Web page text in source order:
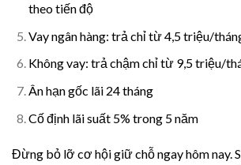
theo tiến độ
Vay ngân hàng: trả chỉ từ 4,5 triệu/
Không vay: trả chậm chỉ từ 9,5 triệu/
Ân hạn gốc lãi 24 tháng
Cố định lãi suất 5% trong 5 năm
Đừng bỏ lỡ cơ hội giữ chỗ ngay hôm nay.